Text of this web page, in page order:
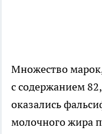
Множество
с содержанием
оказались
молочного жира